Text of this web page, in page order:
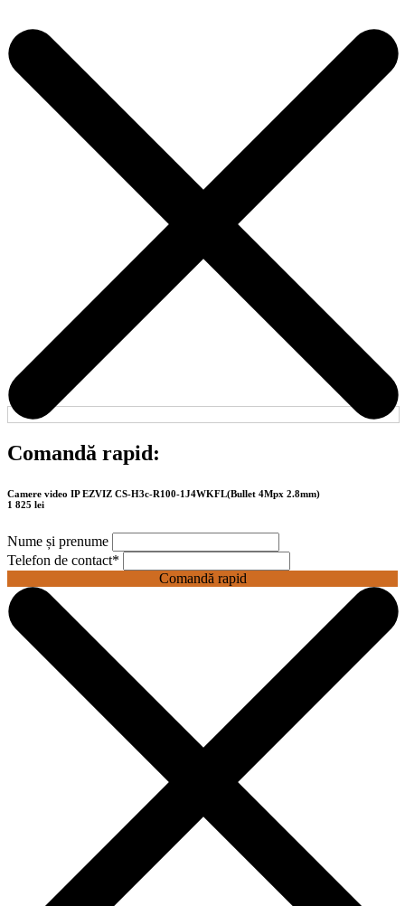
Comandă rapid:
Camere video IP EZVIZ CS-H3c-R100-1J4WKFL(Bullet 4Mpx 2.8mm)
1 825 lei
Nume și prenume
Telefon de contact*
Comandă rapid